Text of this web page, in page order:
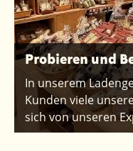
Probieren und
In unserem
Kunden viele
sich von unseren